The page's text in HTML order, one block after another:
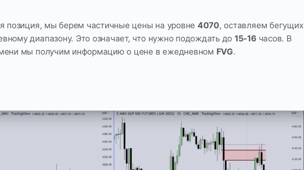
позиция, мы берем частичные цены на уровне 4070, оставляем бегущих
диапазону. Это означает, что нужно подождать до 15-16часов. В
мы получим информацию о цене в ежедневном FVG.